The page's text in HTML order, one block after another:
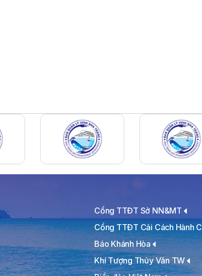
Cổng TTĐT Sở NN&MT
Cổng TTĐT Cải Cách Hành
Báo Khánh Hòa
Khí Tượng Thủy Văn TW